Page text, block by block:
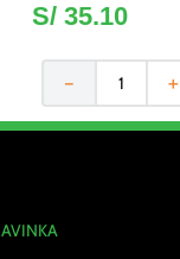
S/ 35.10
＋
－
AVINKA